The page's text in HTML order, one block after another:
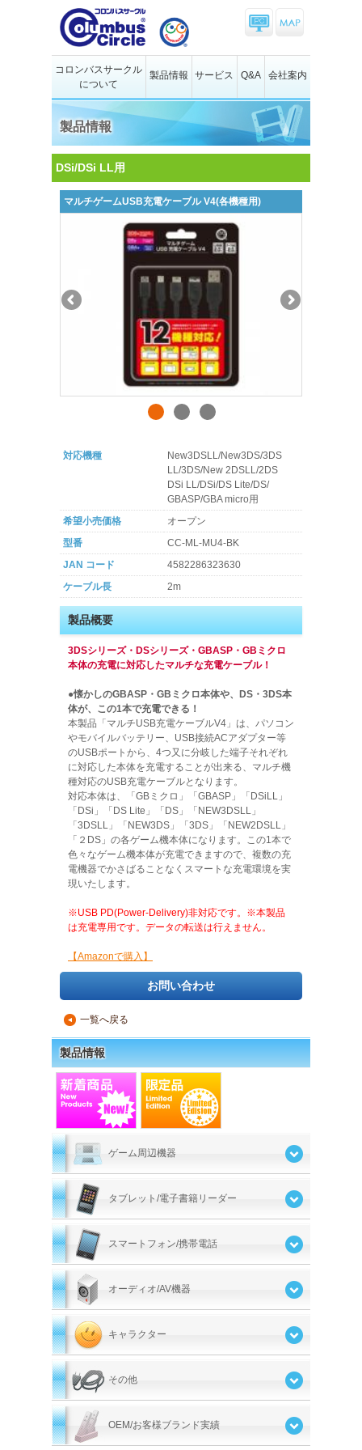
コロンバスサークル
について
製品情報 サービス Q&A 会社案内
製品情報
DSi/DSi LL用
マルチゲームUSB充電ケーブル V4(各機種用)
対応機種
New3DSLL/New3DS/3DS
LL/3DS/New 2DSLL/2DS
DSi LL/DSi/DS Lite/DS/
GBASP/GBA micro用
希望小売価格
オープン
型番
CC-ML-MU4-BK
JAN コード
4582286323630
ケーブル長
2m
製品概要
3DSシリーズ・DSシリーズ・GBASP・GBミクロ
本体の充電に対応したマルチな充電ケーブル！
●懐かしのGBASP・GBミクロ本体や、DS・3DS本
体が、この1本で充電できる！
本製品「マルチUSB充電ケーブルV4」は、パソコン
やモバイルバッテリー、USB接続ACアダプター等
のUSBポートから、4つ又に分岐した端子それぞれ
に対応した本体を充電することが出来る、マルチ機
種対応のUSB充電ケーブルとなります。
対応本体は、「GBミクロ」「GBASP」「DSiLL」
「DSi」「DS Lite」「DS」「NEW3DSLL」
「3DSLL」「NEW3DS」「3DS」「NEW2DSLL」
「２DS」の各ゲーム機本体になります。この1本で
色々なゲーム機本体が充電できますので、複数の充
電機器でかさばることなくスマートな充電環境を実
現いたします。
※USB PD(Power-Delivery)非対応です。※本製品
は充電専用です。データの転送は行えません。
【Amazonで購入】
お問い合わせ
▲ 一覧へ戻る
製品情報
ゲーム周辺機器
タブレット/電子書籍リーダー
スマートフォン/携帯電話
オーディオ/AV機器
キャラクター
その他
OEM/お客様ブランド実績